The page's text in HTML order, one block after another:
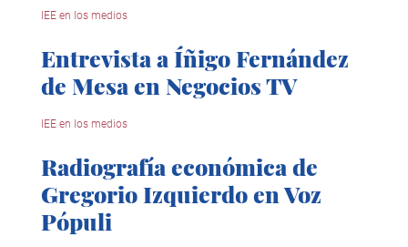
IEE en los medios
Entrevista a Íñigo Fernández
de Mesa en Negocios TV
IEE en los medios
Radiografía económica de
Gregorio Izquierdo en Voz
Pópuli